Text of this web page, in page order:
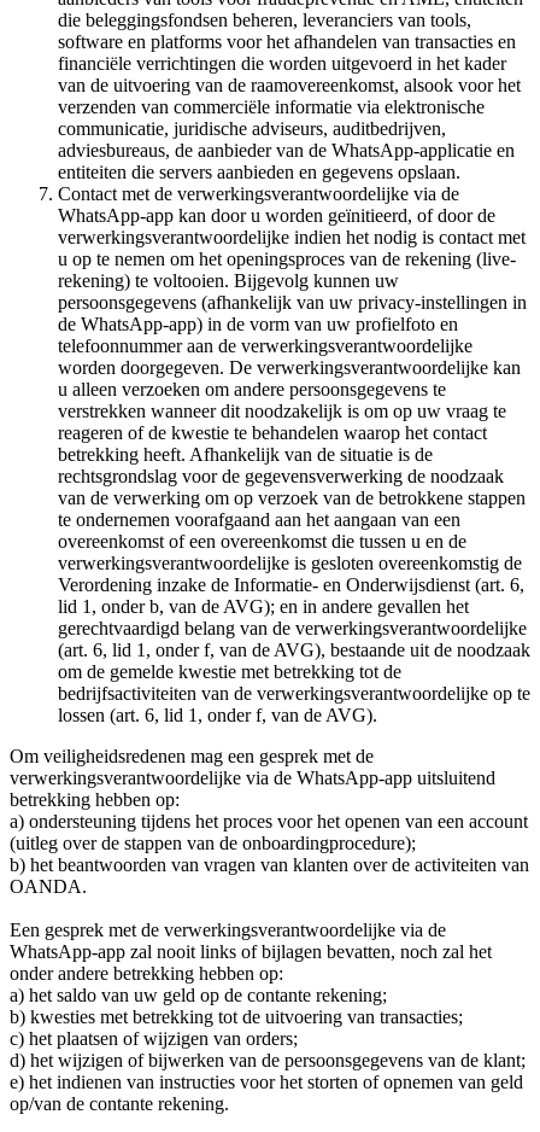
die beleggingsfondsen beheren, leveranciers van tools,
software en platforms voor het afhandelen van transacties en
financiële verrichtingen die worden uitgevoerd in het kader
van de uitvoering van de raamovereenkomst, alsook voor het
verzenden van commerciële informatie via elektronische
communicatie, juridische adviseurs, auditbedrijven,
adviesbureaus, de aanbieder van de WhatsApp-applicatie en
entiteiten die servers aanbieden en gegevens opslaan.
Contact met de verwerkingsverantwoordelijke via de
WhatsApp-app kan door u worden geïnitieerd, of door de
verwerkingsverantwoordelijke indien het nodig is contact met
u op te nemen om het openingsproces van de rekening (live-
rekening) te voltooien. Bijgevolg kunnen uw
persoonsgegevens (afhankelijk van uw privacy-instellingen in
de WhatsApp-app) in de vorm van uw profielfoto en
telefoonnummer aan de verwerkingsverantwoordelijke
worden doorgegeven. De verwerkingsverantwoordelijke kan
u alleen verzoeken om andere persoonsgegevens te
verstrekken wanneer dit noodzakelijk is om op uw vraag te
reageren of de kwestie te behandelen waarop het contact
betrekking heeft. Afhankelijk van de situatie is de
rechtsgrondslag voor de gegevensverwerking de noodzaak
van de verwerking om op verzoek van de betrokkene stappen
te ondernemen voorafgaand aan het aangaan van een
overeenkomst of een overeenkomst die tussen u en de
verwerkingsverantwoordelijke is gesloten overeenkomstig de
Verordening inzake de Informatie- en Onderwijsdienst (art. 6,
lid 1, onder b, van de AVG); en in andere gevallen het
gerechtvaardigd belang van de verwerkingsverantwoordelijke
(art. 6, lid 1, onder f, van de AVG), bestaande uit de noodzaak
om de gemelde kwestie met betrekking tot de
bedrijfsactiviteiten van de verwerkingsverantwoordelijke op te
lossen (art. 6, lid 1, onder f, van de AVG).
Om veiligheidsredenen mag een gesprek met de
verwerkingsverantwoordelijke via de WhatsApp-app uitsluitend
betrekking hebben op:
a) ondersteuning tijdens het proces voor het openen van een account
(uitleg over de stappen van de onboardingprocedure);
b) het beantwoorden van vragen van klanten over de activiteiten van
OANDA.
Een gesprek met de verwerkingsverantwoordelijke via de
WhatsApp-app zal nooit links of bijlagen bevatten, noch zal het
onder andere betrekking hebben op:
a) het saldo van uw geld op de contante rekening;
b) kwesties met betrekking tot de uitvoering van transacties;
c) het plaatsen of wijzigen van orders;
d) het wijzigen of bijwerken van de persoonsgegevens van de klant;
e) het indienen van instructies voor het storten of opnemen van geld
op/van de contante rekening.